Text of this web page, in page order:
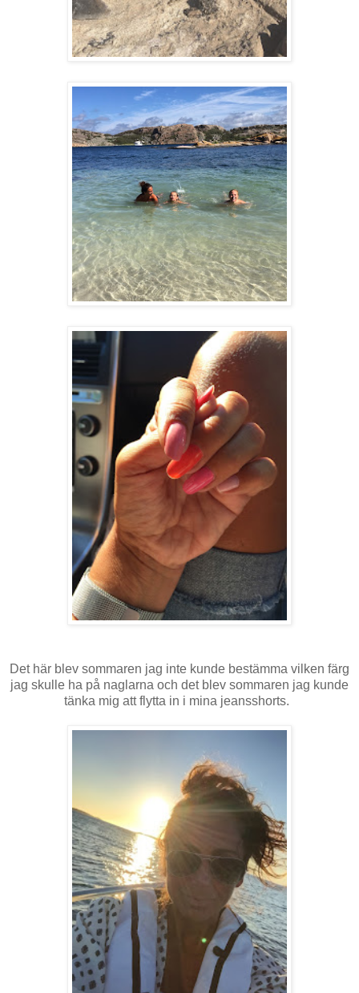
Det här blev sommaren jag inte kunde bestämma vilken färg
jag skulle ha på naglarna och det blev sommaren jag kunde
tänka mig att flytta in i mina jeansshorts.